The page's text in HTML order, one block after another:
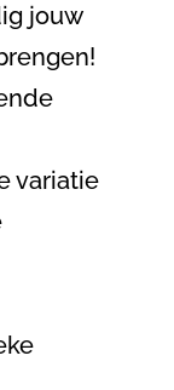
jouw
variatie